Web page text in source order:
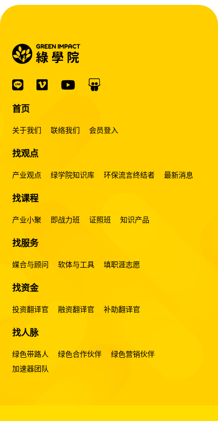
首页
关于我们 联络我们 会员登入
找观点
产业观点 绿学院知识库 环保流言终结者 最新消息
找课程
产业小聚 即战力班 证照班 知识产品
找服务
媒合与顾问 软体与工具 填职涯志愿
找资金
投资翻译官 融资翻译官 补助翻译官
找人脉
绿色带路人 绿色合作伙伴
绿色营销伙伴
加速器团队